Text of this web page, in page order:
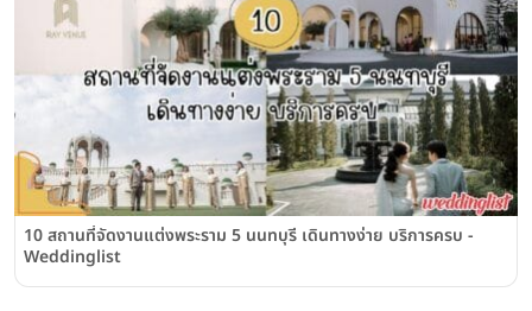
10 สถานที่จัดงานแต่งพระราม 5 นนทบุรี เดินทางง่าย บริการครบ -
Weddinglist